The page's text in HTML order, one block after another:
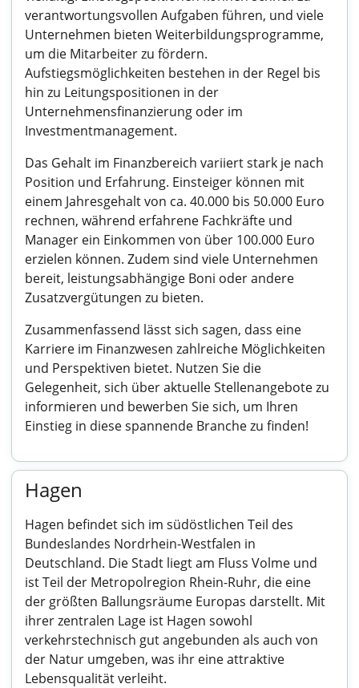
verantwortungsvollen Aufgaben führen, und viele
Unternehmen bieten Weiterbildungsprogramme,
um die Mitarbeiter zu fördern.
Aufstiegsmöglichkeiten bestehen in der Regel bis
hin zu Leitungspositionen in der
Unternehmensfinanzierung oder im
Investmentmanagement.
Das Gehalt im Finanzbereich variiert stark je nach
Position und Erfahrung. Einsteiger können mit
einem Jahresgehalt von ca. 40.000 bis 50.000 Euro
rechnen, während erfahrene Fachkräfte und
Manager ein Einkommen von über 100.000 Euro
erzielen können. Zudem sind viele Unternehmen
bereit, leistungsabhängige Boni oder andere
Zusatzvergütungen zu bieten.
Zusammenfassend lässt sich sagen, dass eine
Karriere im Finanzwesen zahlreiche Möglichkeiten
und Perspektiven bietet. Nutzen Sie die
Gelegenheit, sich über aktuelle Stellenangebote zu
informieren und bewerben Sie sich, um Ihren
Einstieg in diese spannende Branche zu finden!
Hagen
Hagen befindet sich im südöstlichen Teil des
Bundeslandes Nordrhein-Westfalen in
Deutschland. Die Stadt liegt am Fluss Volme und
ist Teil der Metropolregion Rhein-Ruhr, die eine
der größten Ballungsräume Europas darstellt. Mit
ihrer zentralen Lage ist Hagen sowohl
verkehrstechnisch gut angebunden als auch von
der Natur umgeben, was ihr eine attraktive
Lebensqualität verleiht.